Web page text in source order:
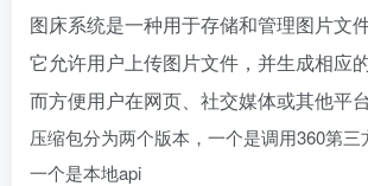
图床系统是一种用于存储和管理图片文
它允许用户上传图片文件，并生成相应
而方便用户在网页、社交媒体或其他平
压缩包分为两个版本，一个是调用360第三
一个是本地api